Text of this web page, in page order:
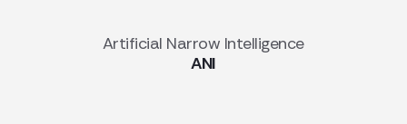
Artificial Narrow Intelligence
ANI